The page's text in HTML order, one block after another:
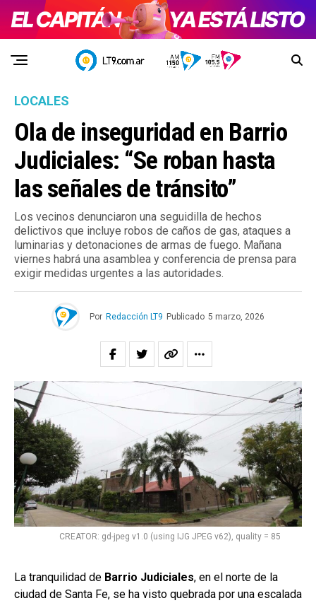
LOCALES
Ola de inseguridad en Barrio
Judiciales: “Se roban hasta
las señales de tránsito”
Los vecinos denunciaron una seguidilla de hechos
delictivos que incluye robos de caños de gas, ataques a
luminarias y detonaciones de armas de fuego. Mañana
viernes habrá una asamblea y conferencia de prensa para
exigir medidas urgentes a las autoridades.
Por Redacción LT9 Publicado 5 marzo, 2026
CREATOR: gd-jpeg v1.0 (using IJG JPEG v62), quality = 85
La tranquilidad de Barrio Judiciales, en el norte de la
ciudad de Santa Fe, se ha visto quebrada por una escalada